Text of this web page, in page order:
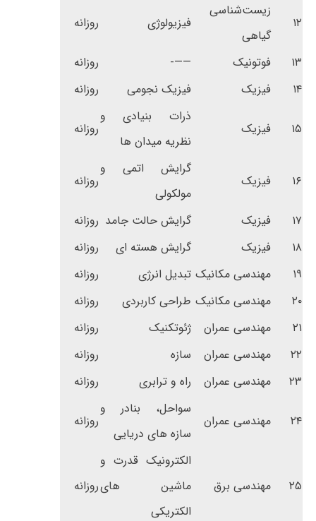
۱۲
زیست‌شناسی
گیاهی
فیزیولوژی روزانه
۱۳ فوتونیک ——-
روزانه
۱۴
فیزیک فیزیک نجومی روزانه
۱۵ فیزیک
ذرات بنیادی و
نظریه میدان ها
روزانه
۱۶ فیزیک
گرایش اتمی و
مولکولی
روزانه
۱۷ فیزیک گرایش حالت جامد روزانه
۱۸
فیزیک گرایش هسته ای
روزانه
۱۹
مهندسی مکانیک تبدیل انرژی
روزانه
۲۰
مهندسی مکانیک طراحی کاربردی
روزانه
۲۱
مهندسی عمران ژئوتکنیک
روزانه
۲۲
مهندسی عمران سازه
روزانه
۲۳
مهندسی عمران راه و ترابری روزانه
۲۴ مهندسی عمران
سواحل، بنادر و
سازه های دریایی
روزانه
۲۵ مهندسی برق
الکترونیک قدرت و
ماشین های
الکتریکی
روزانه